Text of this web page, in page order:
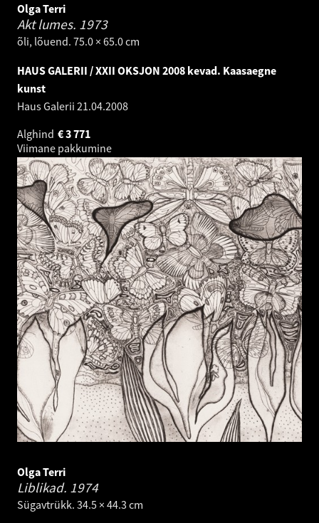
Olga Terri
Akt lumes. 1973
õli, lõuend. 75.0 × 65.0 cm
HAUS GALERII / XXII OKSJON 2008 kevad. Kaasaegne
kunst
Haus Galerii 21.04.2008
Alghind
3 771
€
Viimane pakkumine
Olga Terri
Liblikad. 1974
Sügavtrükk. 34.5 × 44.3 cm